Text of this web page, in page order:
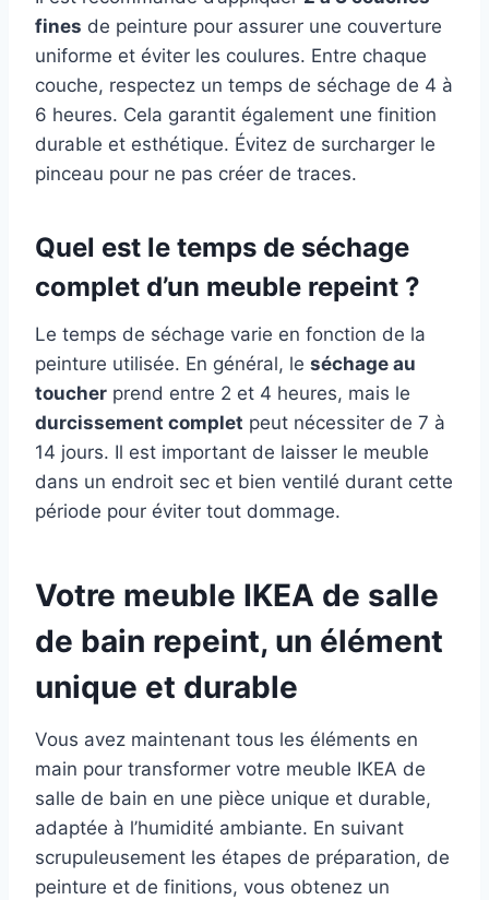
fines de peinture pour assurer une couverture
uniforme et éviter les coulures. Entre chaque
couche, respectez un temps de séchage de 4 à
6 heures. Cela garantit également une finition
durable et esthétique. Évitez de surcharger le
pinceau pour ne pas créer de traces.
Quel est le temps de séchage
complet d’un meuble repeint ?
Le temps de séchage varie en fonction de la
peinture utilisée. En général, le séchage au
toucher prend entre 2 et 4 heures, mais le
durcissement complet peut nécessiter de 7 à
14 jours. Il est important de laisser le meuble
dans un endroit sec et bien ventilé durant cette
période pour éviter tout dommage.
Votre meuble IKEA de salle
de bain repeint, un élément
unique et durable
Vous avez maintenant tous les éléments en
main pour transformer votre meuble IKEA de
salle de bain en une pièce unique et durable,
adaptée à l’humidité ambiante. En suivant
scrupuleusement les étapes de préparation, de
peinture et de finitions, vous obtenez un